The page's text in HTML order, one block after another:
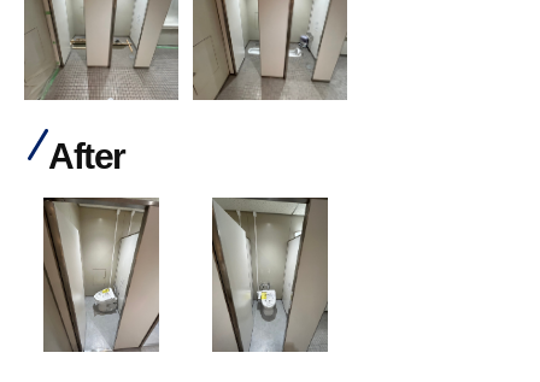
After